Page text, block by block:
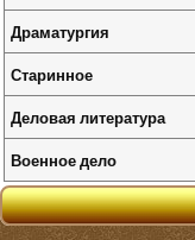
Драматургия
Старинное
Деловая литература
Военное дело